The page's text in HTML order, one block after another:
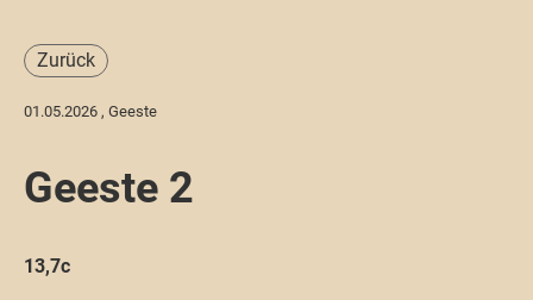
Zurück
01.05.2026 , Geeste
Geeste 2
13,7c